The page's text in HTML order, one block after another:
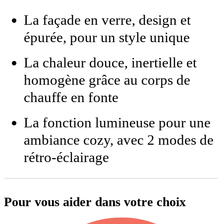
La façade en verre, design et
épurée, pour un style unique
La chaleur douce, inertielle et
homogène grâce au corps de
chauffe en fonte
La fonction lumineuse pour une
ambiance cozy, avec 2 modes de
rétro-éclairage
Pour vous aider dans votre choix